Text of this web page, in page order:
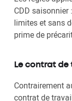
CDD
limites et sans
prime de
Le contrat
Contrairement
contrat de